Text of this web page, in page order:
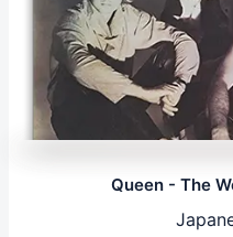
Queen - The